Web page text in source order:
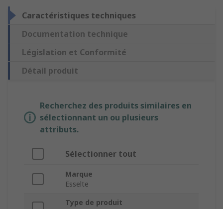
Caractéristiques techniques
Documentation technique
Législation et Conformité
Détail produit
Recherchez des produits similaires en
sélectionnant un ou plusieurs
attributs.
Sélectionner tout
Marque
Esselte
Type de produit